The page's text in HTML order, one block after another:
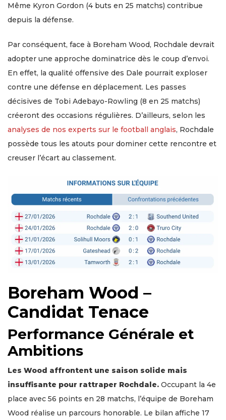
Même Kyron Gordon (4 buts en 25 matchs) contribue
depuis la défense.
Par conséquent, face à Boreham Wood, Rochdale devrait
adopter une approche dominatrice dès le coup d’envoi.
En effet, la qualité offensive des Dale pourrait exploser
contre une défense en déplacement. Les passes
décisives de Tobi Adebayo-Rowling (8 en 25 matchs)
créeront des occasions régulières. D’ailleurs, selon les
analyses de nos experts sur le football anglais, Rochdale
possède tous les atouts pour dominer cette rencontre et
creuser l’écart au classement.
Boreham Wood –
Candidat Tenace
Performance Générale et
Ambitions
Les Wood affrontent une saison solide mais
insuffisante pour rattraper Rochdale. Occupant la 4e
place avec 56 points en 28 matchs, l’équipe de Boreham
Wood réalise un parcours honorable. Le bilan affiche 17